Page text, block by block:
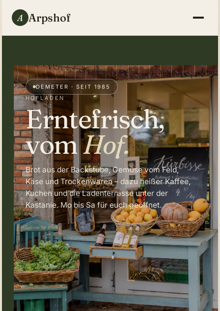
A Arpshof
DEMETER · SEIT 1985
HOFLADEN
Erntefrisch,
vomHof.
Brot aus der Backstube, Gemüse vom Feld,
Käse und Trockenwaren – dazu heißer Kaffee,
Kuchen und die Ladenterrasse unter der
Kastanie. Mo bis Sa für euch geöffnet.